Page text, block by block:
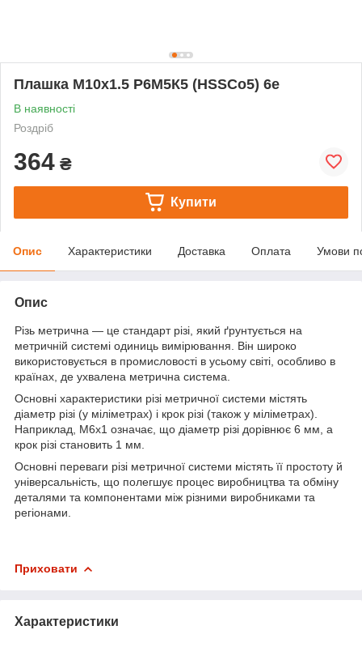
Плашка М10х1.5 Р6М5К5 (HSSCo5) 6e
В наявності
Роздріб
364 ₴
Купити
Опис Характеристики Доставка Оплата Умови
Опис
Різь метрична — це стандарт різі, який ґрунтується на
метричній системі одиниць вимірювання. Він широко
використовується в промисловості в усьому світі, особливо в
країнах, де ухвалена метрична система.
Основні характеристики різі метричної системи містять
діаметр різі (у міліметрах) і крок різі (також у міліметрах).
Наприклад, M6x1 означає, що діаметр різі дорівнює 6 мм, а
крок різі становить 1 мм.
Основні переваги різі метричної системи містять її простоту й
універсальність, що полегшує процес виробництва та обміну
деталями та компонентами між різними виробниками та
регіонами.
Приховати
Характеристики